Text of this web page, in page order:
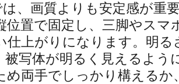
は、画質よりも安定感が重
位置で固定し、三脚やスマ
仕上がりになります。明る
被写体が明るく見えるよう
め両手でしっかり構えるか